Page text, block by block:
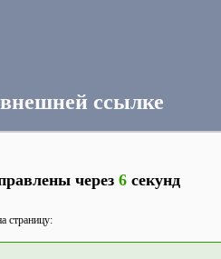
ссылке
через 6секунд
страницу: